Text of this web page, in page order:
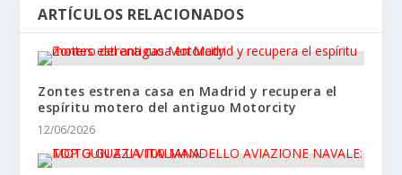
ARTÍCULOS RELACIONADOS
Zontes estrena casa en Madrid y recupera el
espíritu motero del antiguo Motorcity
12/06/2026